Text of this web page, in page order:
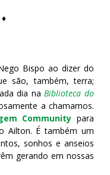
Bispo ao dizer do
são, também, terra;
dia naBiblioteca do
a chamamos.
Community para
Ailton. É também um
sonhos e anseios
gerando em nossas